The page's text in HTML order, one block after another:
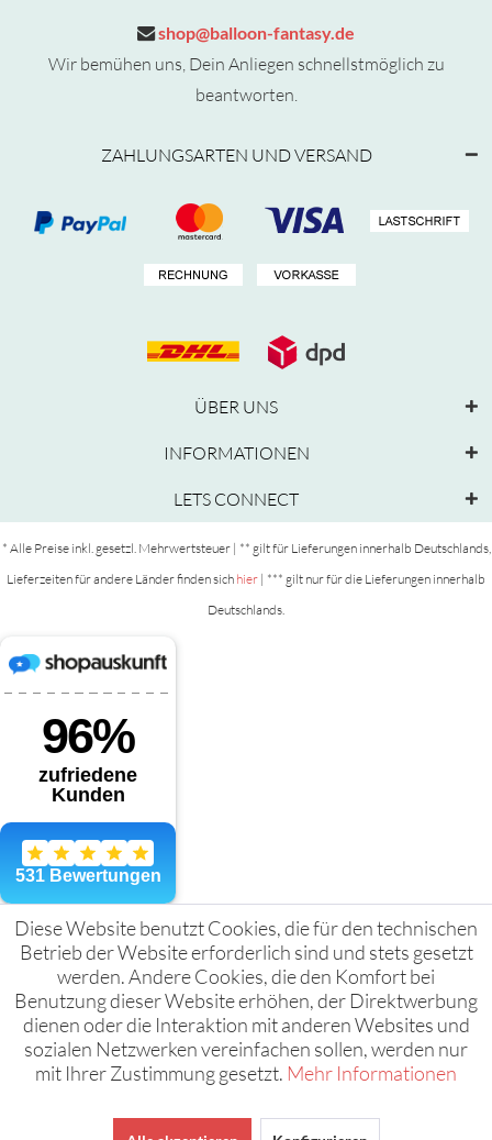
shop@balloon-fantasy.de
Wir bemühen uns, Dein Anliegen schnellstmöglich zu
beantworten.
ZAHLUNGSARTEN UND VERSAND
ÜBER UNS
INFORMATIONEN
LETS CONNECT
* Alle Preise inkl. gesetzl. Mehrwertsteuer | ** gilt für Lieferungen innerhalb Deutschlands,
Lieferzeiten für andere Länder finden sich hier | *** gilt nur für die Lieferungen innerhalb
Deutschlands.
Diese Website benutzt Cookies, die für den technischen
Betrieb der Website erforderlich sind und stets gesetzt
werden. Andere Cookies, die den Komfort bei
Benutzung dieser Website erhöhen, der Direktwerbung
dienen oder die Interaktion mit anderen Websites und
sozialen Netzwerken vereinfachen sollen, werden nur
mit Ihrer Zustimmung gesetzt. Mehr Informationen